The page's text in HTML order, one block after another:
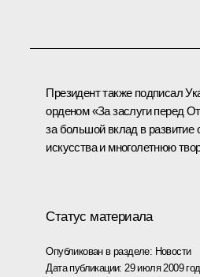
Президент также подписал
орденом «За заслуги перед
за большой вклад в развитие
искусства и многолетнюю
Статус материала
Опубликован в разделе: Новости
Дата публикации: 29 июля 2009